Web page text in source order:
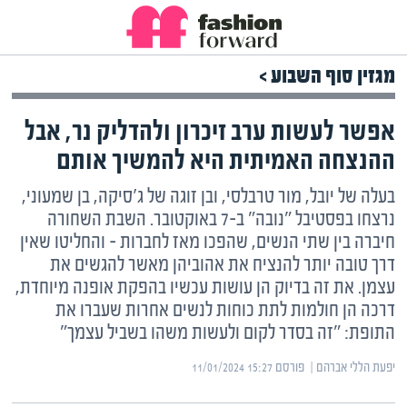
מגזין סוף השבוע >
אפשר לעשות ערב זיכרון ולהדליק נר, אבל
ההנצחה האמיתית היא להמשיך אותם
בעלה של יובל, מור טרבלסי, ובן זוגה של ג'סיקה, בן שמעוני,
נרצחו בפסטיבל "נובה" ב-7 באוקטובר. השבת השחורה
חיברה בין שתי הנשים, שהפכו מאז לחברות – והחליטו שאין
דרך טובה יותר להנציח את אהוביהן מאשר להגשים את
עצמן. את זה בדיוק הן עושות עכשיו בהפקת אופנה מיוחדת,
דרכה הן חולמות לתת כוחות לנשים אחרות שעברו את
התופת: "זה בסדר לקום ולעשות משהו בשביל עצמך"
יפעת הללי אברהם | ‏פורסם ‎11/01/2024 15:27